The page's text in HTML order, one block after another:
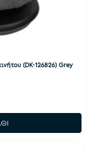
(DK-126826) Grey